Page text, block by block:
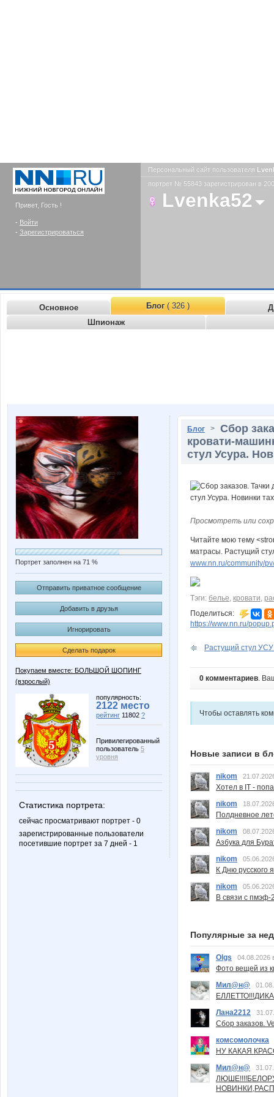
Привет, Гость !
- Войти
- Зарегистрироваться
Персональный сайт пользователя
портрет № 55843 зарегистрирован в
Lvenka52
Основное Блог( 326 )
Шпионаж
Портрет заполнен на 71 %
Отправить приватное сообщение
Добавить в друзья
Игнорировать
Сделать подарок
Покупаем вместе: БОЛЬШОЙ ШОПИНГ
(взрослый)
популярность:
2122 место
рейтинг 11802 ?
Привилегированный
пользователь 5
уровня
Статистика портрета:
сейчас просматривают портрет - 0
зарегистрированные пользователи
посетившие портрет за 7 дней - 1
Блог > Сбор
кровати-
стул Усура.
Просмотреть или
Читайте мою тему
матрасы. Растущий
www.nn.ru/community/
Тэги: белье, кровати,
Поделиться:
https://www.nn.ru/
Растущий стул
0 комментариев.
Чтобы оставлять
Новые записи в
nikom
Хотел в IT -
nikom
Полдневное
nikom
Азбука для
nikom
К Дню русского
nikom
В связи с пмэф-
Популярные за
Olgs 04.08.2026
Фото вещей из
Мил@н@
Лана2212
Сбор заказов.
комсомолочка
НУ КАКАЯ
Мил@н@